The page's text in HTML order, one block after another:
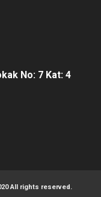
No: 7 Kat: 4
All rights reserved.